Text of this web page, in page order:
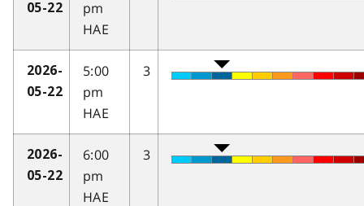
05-22
pm
HAE
2026-
05-22
5:00
pm
HAE
3
2026-
05-22
6:00
pm
HAE
3